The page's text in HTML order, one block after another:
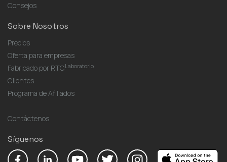
Consejos
Sobre Nosotros
Precios
Oferta para empresas
Fabricado por RTCLaboratorio
Clientes
Programa de Afiliados
Contáctenos
Síguenos